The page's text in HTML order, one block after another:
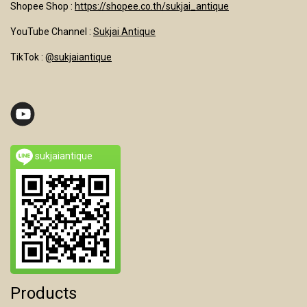
Shopee Shop : https://shopee.co.th/sukjai_antique
YouTube Channel : Sukjai Antique
TikTok : @sukjaiantique
sukjaiantique
Products